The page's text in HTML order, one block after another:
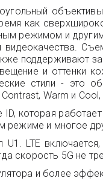
как
режимом и
поддерживают
и оттенки
стили - это
Warm и
которая
режиме и многое
LTE
скорость 5G не
и более